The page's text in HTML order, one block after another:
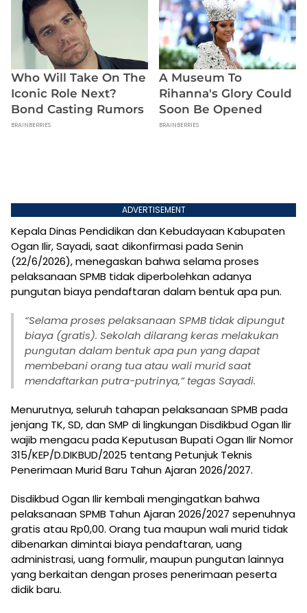
ADVERTISEMENT
Kepala Dinas Pendidikan dan Kebudayaan Kabupaten
Ogan Ilir, Sayadi, saat dikonfirmasi pada Senin
(22/6/2026), menegaskan bahwa selama proses
pelaksanaan SPMB tidak diperbolehkan adanya
pungutan biaya pendaftaran dalam bentuk apa pun.
“Selama proses pelaksanaan SPMB tidak dipungut
biaya (gratis). Sekolah dilarang keras melakukan
pungutan dalam bentuk apa pun yang dapat
membebani orang tua atau wali murid saat
mendaftarkan putra-putrinya,” tegas Sayadi.
Menurutnya, seluruh tahapan pelaksanaan SPMB pada
jenjang TK, SD, dan SMP di lingkungan Disdikbud Ogan Ilir
wajib mengacu pada Keputusan Bupati Ogan Ilir Nomor
315/KEP/D.DIKBUD/2025 tentang Petunjuk Teknis
Penerimaan Murid Baru Tahun Ajaran 2026/2027.
Disdikbud Ogan Ilir kembali mengingatkan bahwa
pelaksanaan SPMB Tahun Ajaran 2026/2027 sepenuhnya
gratis atau Rp0,00. Orang tua maupun wali murid tidak
dibenarkan dimintai biaya pendaftaran, uang
administrasi, uang formulir, maupun pungutan lainnya
yang berkaitan dengan proses penerimaan peserta
didik baru.